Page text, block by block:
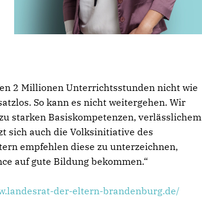
2 Millionen Unterrichtsstunden nicht wie
So kann es nicht weitergehen. Wir
starken Basiskompetenzen, verlässlichem
sich auch die Volksinitiative des
empfehlen diese zu unterzeichnen,
auf gute Bildung bekommen.“
der-eltern-brandenburg.de/